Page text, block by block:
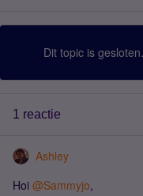
Dit topic is
1 reactie
Ashley
Hoi @Sammyjo,